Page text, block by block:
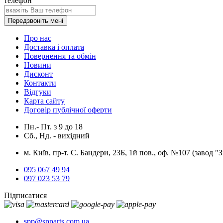
Передзвоніть мені
Про нас
Доставка і оплата
Повернення та обмін
Новини
Дисконт
Контакти
Відгуки
Карта сайту
Договір публічної оферти
Пн.- Пт. з 9 до 18
Сб., Нд. - вихідний
м. Київ, пр-т. С. Бандери, 23Б, 1й пов., оф. №107 (завод
095 067 49 94
097 023 53 79
Підписатися
spp@spparts.com.ua